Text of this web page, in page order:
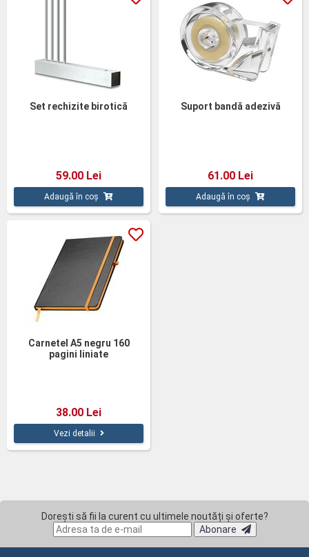
Set rechizite birotică
59.00 Lei
Adaugă în coș
Suport bandă adezivă
61.00 Lei
Adaugă în coș
Carnetel A5 negru 160
pagini liniate
38.00 Lei
Vezi detalii
Dorești să fii la curent cu ultimele noutăți și oferte?
Abonare